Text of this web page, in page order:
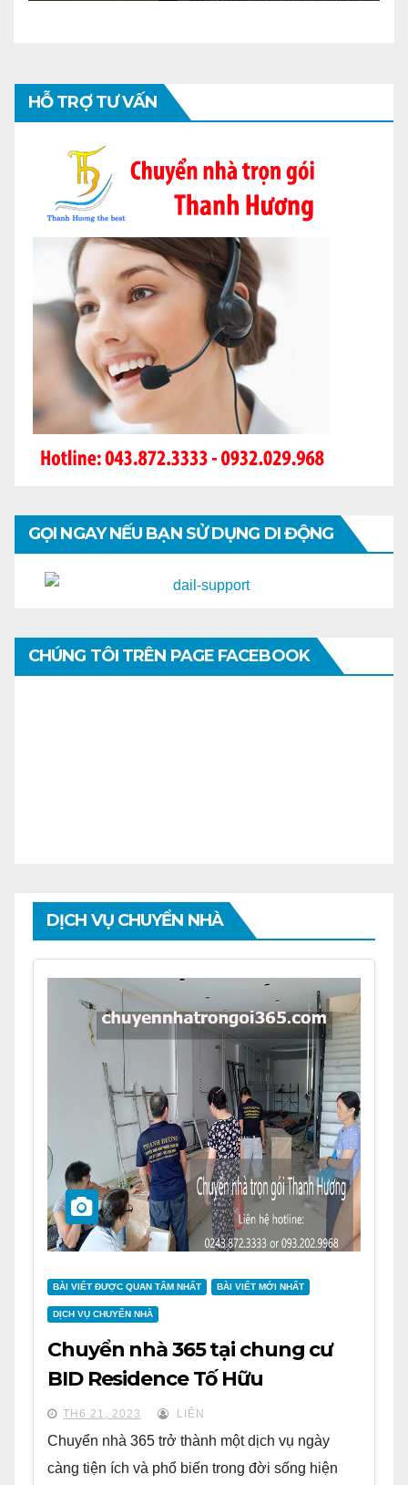
HỖ TRỢ TƯ VẤN
GỌI NGAY NẾU BẠN SỬ DỤNG DI ĐỘNG
CHÚNG TÔI TRÊN PAGE FACEBOOK
DỊCH VỤ CHUYỂN NHÀ
BÀI VIẾT ĐƯỢC QUAN TÂM NHẤT BÀI VIẾT MỚI NHẤT
DỊCH VỤ CHUYỂN NHÀ
Chuyển nhà 365 tại chung cư
BID Residence Tố Hữu
TH6 21, 2023 LIÊN
Chuyển nhà 365 trở thành một dịch vụ ngày
càng tiện ích và phổ biến trong đời sống hiện